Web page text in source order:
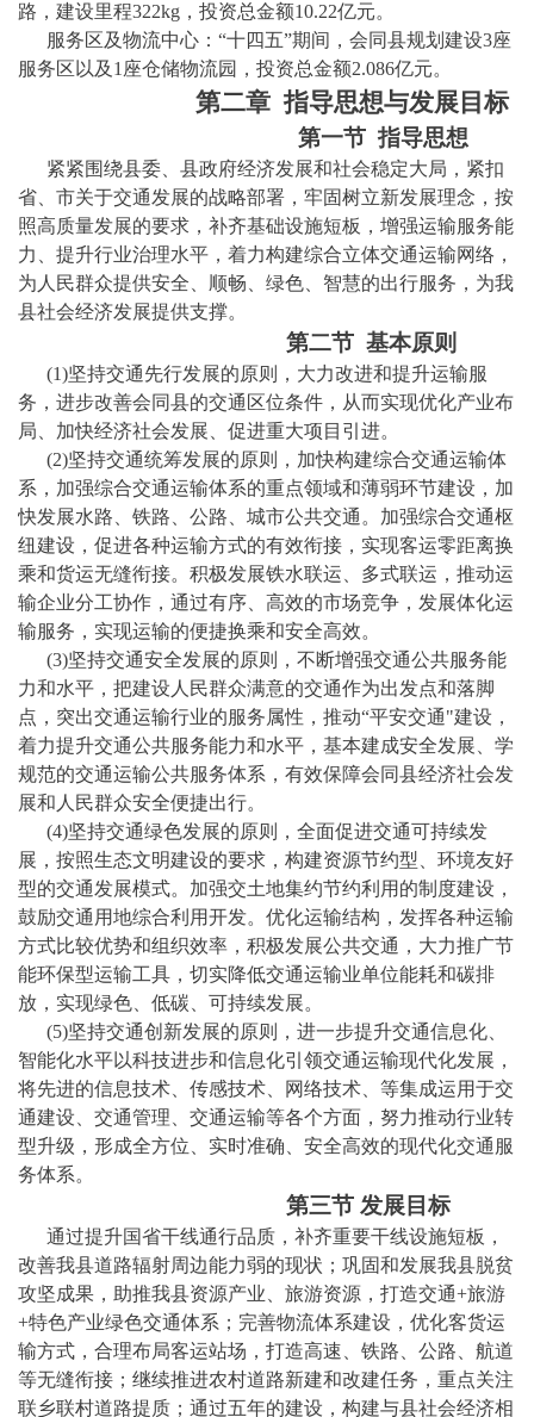
路，建设里程322kg，投资总金额10.22亿元。
服务区及物流中心： “十四五”期间，会同县规划建设3座
服务区以及1座仓储物流园，投资总金额2.086亿元。
第二章 指导思想与发展目标
第一节 指导思想
紧紧围绕县委、县政府经济发展和社会稳定大局，紧扣
省、市关于交通发展的战略部署，牢固树立新发展理念，按
照高质量发展的要求，补齐基础设施短板，增强运输服务能
力、提升行业治理水平，着力构建综合立体交通运输网络，
为人民群众提供安全、顺畅、绿色、智慧的出行服务，为我
县社会经济发展提供支撑。
第二节 基本原则
(1)坚持交通先行发展的原则，大力改进和提升运输服
务，进步改善会同县的交通区位条件，从而实现优化产业布
局、加快经济社会发展、促进重大项目引进。
(2)坚持交通统筹发展的原则，加快构建综合交通运输体
系 ， 加强综合交通运输体系的重点领域和薄弱环节建设，加
快发展水路、铁路、公路、城市公共交通。加强综合交通枢
纽建设，促进各种运输方式的有效衔接，实现客运零距离换
乘和货运无缝衔接。积极发展铁水联运、多式联运，推动运
输企业分工协作，通过有序、高效的市场竞争，发展体化运
输服务，实现运输的便捷换乘和安全高效。
(3)坚持交通安全发展的原则，不断增强交通公共服务能
力和水平 ， 把建设人民群众满意的交通作为出发点和落脚
点，突出交通运输行业的服务属性，推动“平安交通"建设，
着力提升交通公共服务能力和水平，基本建成安全发展、学
规范的交通运输公共服务体系，有效保障会同县经济社会发
展和人民群众安全便捷出行。
(4)坚持交通绿色发展的原则，全面促进交通可持续发
展 ， 按照生态文明建设的要求，构建资源节约型、环境友好
型的交通发展模式。加强交土地集约节约利用的制度建设，
鼓励交通用地综合利用开发。优化运输结构，发挥各种运输
方式比较优势和组织效率，积极发展公共交通，大力推广节
能环保型运输工具，切实降低交通运输业单位能耗和碳排
放，实现绿色、低碳、可持续发展。
(5)坚持交通创新发展的原则，进一步提升交通信息化、
智能化水平以科技进步和信息化引领交通运输现代化发展，
将先进的信息技术、传感技术、网络技术、等集成运用于交
通建设、交通管理、交通运输等各个方面，努力推动行业转
型升级，形成全方位、实时准确、安全高效的现代化交通服
务体系。
第三节 发展目标
通过提升国省干线通行品质，补齐重要干线设施短板，
改善我县道路辐射周边能力弱的现状；巩固和发展我县脱贫
攻坚成果，助推我县资源产业、旅游资源，打造交通+旅游
+特色产业绿色交通体系；完善物流体系建设，优化客货运
输方式，合理布局客运站场，打造高速、铁路、公路、航道
等无缝衔接；继续推进农村道路新建和改建任务，重点关注
联乡联村道路提质；通过五年的建设，构建与县社会经济相